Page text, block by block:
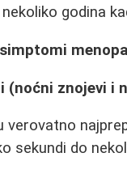
godina
(noćni znojevi i
verovatno
sekundi do